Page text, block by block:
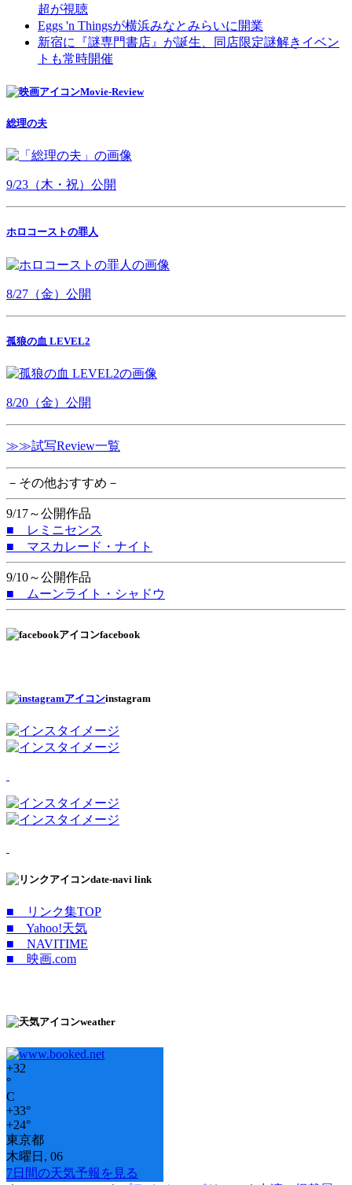
超が視聴
Eggs 'n Thingsが横浜みなとみらいに開業
新宿に『謎専門書店』が誕生、同店限定謎解きイベン
トも常時開催
Movie-Review
総理の夫
9/23（木・祝）公開
ホロコーストの罪人
8/27（金）公開
孤狼の血 LEVEL2
8/20（金）公開
≫≫試写Review一覧
－その他おすすめ－
9/17～公開作品
■ レミニセンス
■ マスカレード・ナイト
9/10～公開作品
■ ムーンライト・シャドウ
facebook
instagram
date-navi link
■ リンク集TOP
■ Yahoo!天気
■ NAVITIME
■ 映画.com
weather
+32
°
C
+33°
+24°
東京都
木曜日, 06
7日間の天気予報を見る